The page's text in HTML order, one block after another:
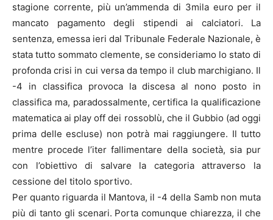
stagione corrente, più un’ammenda di 3mila euro per il
mancato pagamento degli stipendi ai calciatori. La
sentenza, emessa ieri dal Tribunale Federale Nazionale, è
stata tutto sommato clemente, se consideriamo lo stato di
profonda crisi in cui versa da tempo il club marchigiano. Il
-4 in classifica provoca la discesa al nono posto in
classifica ma, paradossalmente, certifica la qualificazione
matematica ai play off dei rossoblù, che il Gubbio (ad oggi
prima delle escluse) non potrà mai raggiungere. Il tutto
mentre procede l’iter fallimentare della società, sia pur
con l’obiettivo di salvare la categoria attraverso la
cessione del titolo sportivo.
Per quanto riguarda il Mantova, il -4 della Samb non muta
più di tanto gli scenari. Porta comunque chiarezza, il che